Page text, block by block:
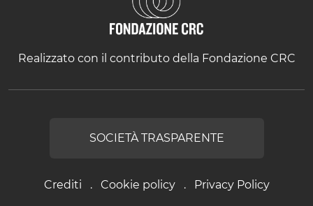
Realizzato con il contributo della Fondazione CRC
Crediti Cookie policy Privacy Policy
SOCIETÀ TRASPARENTE